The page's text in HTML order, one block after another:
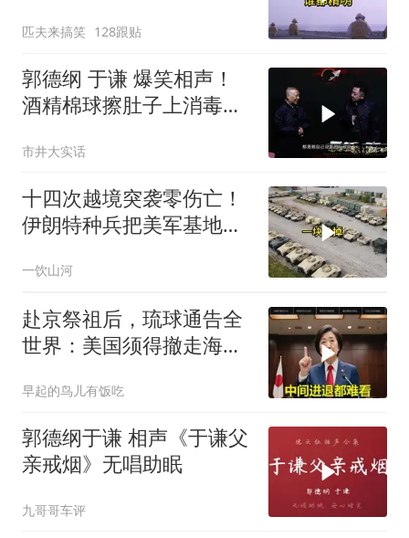
底有多惨？
匹夫来搞笑 128跟贴
郭德纲 于谦 爆笑相声！
酒精棉球擦肚子上消毒，
擦反了？
市井大实话
十四次越境突袭零伤亡！
伊朗特种兵把美军基地当
眼瞎
一饮山河
赴京祭祖后，琉球通告全
世界：美国须得撤走海马
早起的鸟儿有饭吃
郭德纲于谦 相声《于谦父
亲戒烟》无唱助眠
九哥哥车评